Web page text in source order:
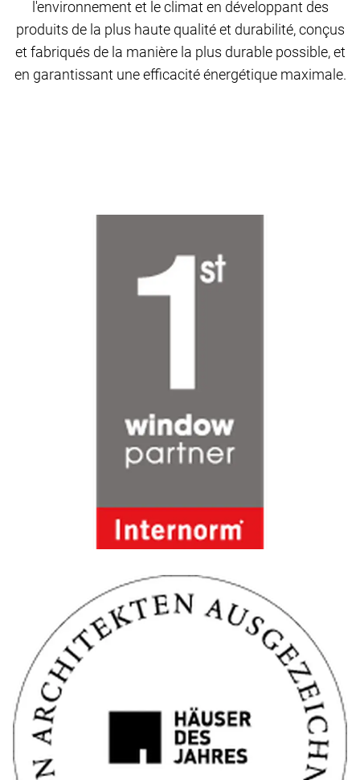
l'environnement et le climat en développant des
produits de la plus haute qualité et durabilité, conçus
et fabriqués de la manière la plus durable possible, et
en garantissant une efficacité énergétique maximale.